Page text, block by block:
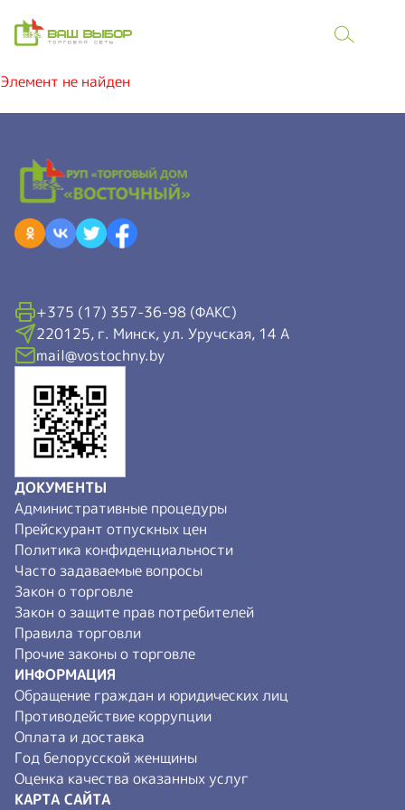
Элемент не найден
+375 (17) 357-36-98 (ФАКС)
220125, г. Минск, ул. Уручская, 14 А
mail@vostochny.by
ДОКУМЕНТЫ
Административные процедуры
Прейскурант отпускных цен
Политика конфиденциальности
Часто задаваемые вопросы
Закон о торговле
Закон о защите прав потребителей
Правила торговли
Прочие законы о торговле
ИНФОРМАЦИЯ
Обращение граждан и юридических лиц
Противодействие коррупции
Оплата и доставка
Год белорусской женщины
Оценка качества оказанных услуг
КАРТА САЙТА